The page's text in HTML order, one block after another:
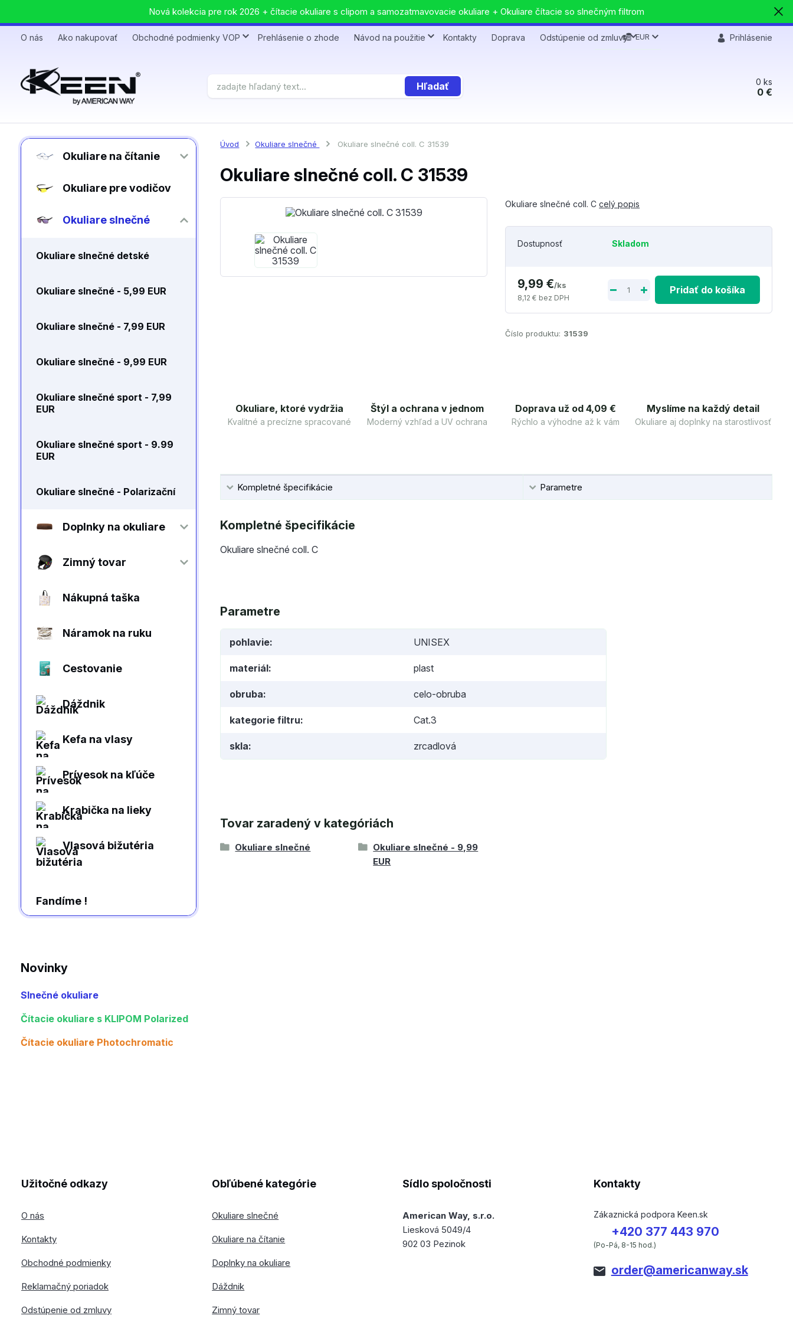
Nová kolekcia pre rok 2026 + čítacie okuliare s clipom a samozatmavovacie okuliare + Okuliare čítacie so slnečným filtrom
O nás Ako nakupovať Obchodné podmienky VOP Prehlásenie o zhode Návod na použitie Kontakty Doprava Odstúpenie od zmluvy EUR Prihlásenie
Hľadať 0 ks
0 €
Okuliare na čítanie
Okuliare pre vodičov
Okuliare slnečné
Okuliare slnečné detské
Okuliare slnečné - 5,99 EUR
Okuliare slnečné - 7,99 EUR
Okuliare slnečné - 9,99 EUR
Okuliare slnečné sport - 7,99
EUR
Okuliare slnečné sport - 9.99
EUR
Okuliare slnečné - Polarizační
Doplnky na okuliare
Zimný tovar
Nákupná taška
Náramok na ruku
Cestovanie
Dáždnik
Kefa na vlasy
Prívesok na kľúče
Krabička na lieky
Vlasová bižutéria
Fandíme !
Novinky
Slnečné okuliare
Čítacie okuliare s KLIPOM Polarized
Čítacie okuliare Photochromatic
Úvod Okuliare slnečné Okuliare slnečné coll. C 31539
Okuliare slnečné coll. C 31539
Okuliare slnečné coll. Ccelý popis
Dostupnosť Skladom
9,99 €/ks
8,12 € bez DPH
Pridať do košíka
Číslo produktu: 31539
Okuliare, ktoré vydržia
Kvalitné a precízne spracované
Štýl a ochrana v jednom
Moderný vzhľad a UV ochrana
Doprava už od 4,09 €
Rýchlo a výhodne až k vám
Myslíme na každý detail
Okuliare aj doplnky na starostlivosť
Kompletné špecifikácie Parametre
Kompletné špecifikácie
Okuliare slnečné coll. C
Parametre
pohlavie UNISEX
materiál plast
obruba celo-obruba
kategorie filtru Cat.3
skla zrcadlová
Tovar zaradený v kategóriách
Okuliare slnečné
Okuliare slnečné - 9,99
EUR
Užitočné odkazy
O nás
Kontakty
Obchodné podmienky
Reklamačný poriadok
Odstúpenie od zmluvy
Obľúbené kategórie
Okuliare slnečné
Okuliare na čítanie
Doplnky na okuliare
Dáždnik
Zimný tovar
Sídlo spoločnosti
American Way, s.r.o.
Liesková 5049/4
902 03 Pezinok
Kontakty
Zákaznická podpora Keen.sk
+420 377 443 970
(Po-Pá, 8-15 hod.)
order@americanway.sk